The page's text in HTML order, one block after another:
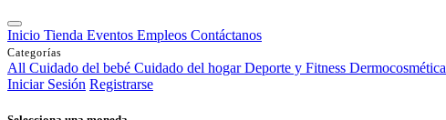
Inicio Tienda Eventos Empleos Contáctanos
Categorías
All Cuidado del bebé Cuidado del hogar Deporte y Fitness Dermocosmética
Iniciar Sesión Registrarse